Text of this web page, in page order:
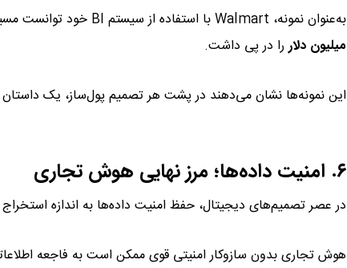
به‌عنوان نمونه، Walmart با استفاده از سیستم BI خود توانست مسیرهای لجستیکی را ۱۲٪ بهینه کند که صرفه‌جویی سالانه
میلیون دلاررا در پی داشت.
این نمونه‌ها نشان می‌دهند در پشت هر تصمیم پول‌ساز، یک داستان
۶. امنیت داده‌ها؛ مرز نهایی هوش تجاری
در عصر تصمیم‌های دیجیتال، حفظ امنیت داده‌ها به اندازه
هوش تجاری بدون سازوکار امنیتی قوی ممکن است به فاجعه